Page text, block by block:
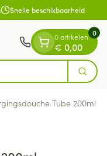
Snelle beschikbaarheid
Zoek
0 artikelen
€ 0,00
0
Tube 200ml